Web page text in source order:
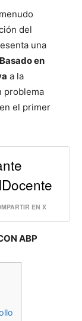
del
una
en
a la
problema
el primer
EN X
ABP